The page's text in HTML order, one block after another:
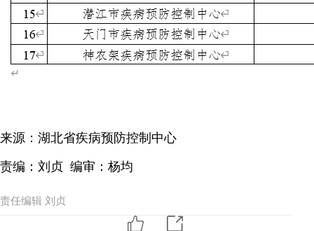
来源：湖北省疾病预防控制中心
责编：刘贞 编审：杨均
责任编辑 刘贞